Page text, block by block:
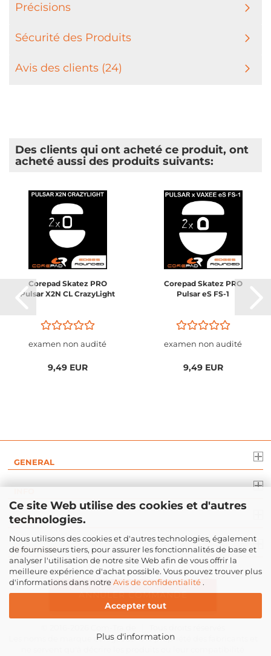
Ce site Web utilise des cookies et d'autres
technologies.
Nous utilisons des cookies et d'autres technologies, également
de fournisseurs tiers, pour assurer les fonctionnalités de base et
analyser l'utilisation de notre site Web afin de vous offrir la
meilleure expérience d'achat possible. Vous pouvez trouver plus
d'informations dans notreAvis de confidentialité .
Accepter tout
Plus d'information
Précisions
Sécurité des Produits
Avis des clients (24)
Des clients qui ont acheté ce produit, ont
acheté aussi des produits suivants:
Corepad Skatez PRO
Pulsar X2N CL CrazyLight
examen non audité
9,49 EUR
Corepad Skatez PRO
Pulsar eS FS-1
examen non audité
9,49 EUR
GENERAL
DROIT
PAIEMENT
ANNULER COMMANDE
Les noms de marque et logos sont la propriété des fabricants et